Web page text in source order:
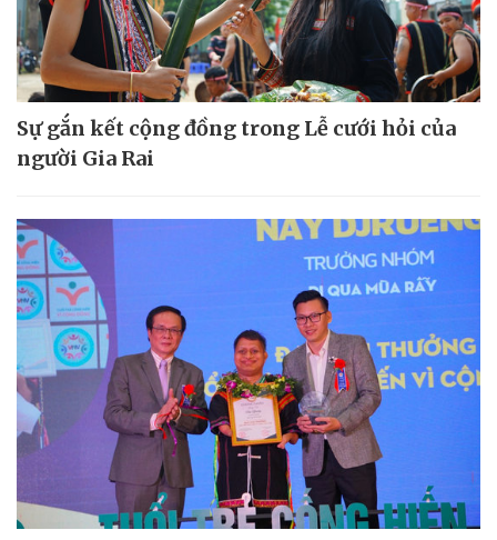
Sự gắn kết cộng đồng trong Lễ cưới hỏi của
người Gia Rai